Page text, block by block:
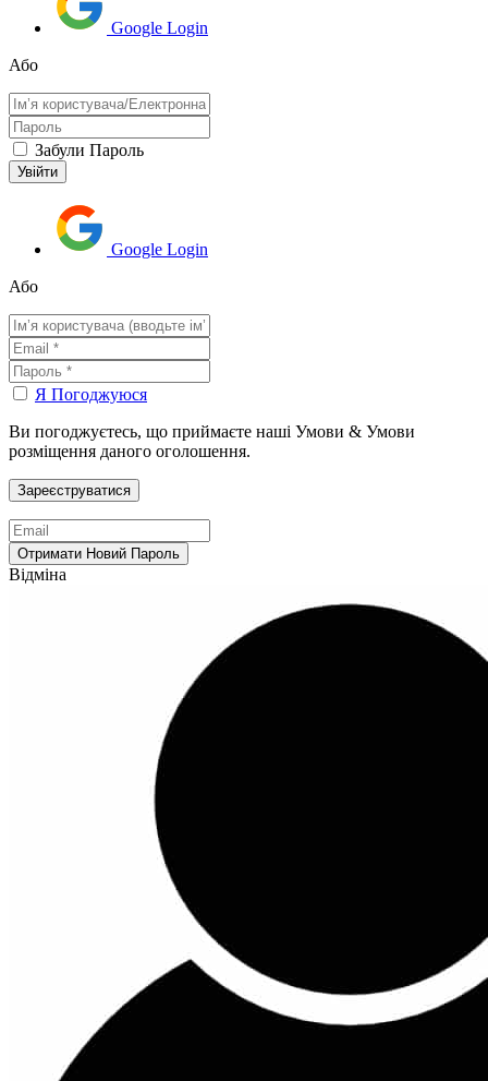
Google Login
Або
Забули Пароль
Google Login
Або
Я Погоджуюся
Ви погоджуєтесь, що приймаєте наші Умови & Умови
розміщення даного оголошення.
Відміна